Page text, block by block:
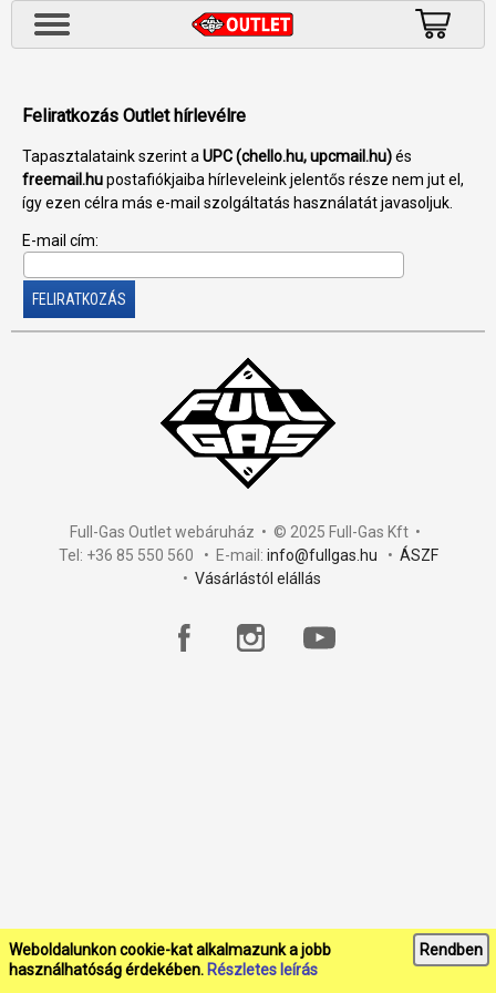
Weboldalunkon cookie-kat alkalmazunk a jobb
használhatóság érdekében. Részletes leírás
Rendben
Feliratkozás Outlet hírlevélre
Tapasztalataink szerint a UPC (chello.hu, upcmail.hu)és
freemail.hupostafiókjaiba hírleveleink jelentős része nem jut el,
így ezen célra más e-mail szolgáltatás használatát javasoljuk.
E-mail cím:
Full-Gas Outlet webáruház • © 2025 Full-Gas Kft •
Tel: +36 85 550 560 • E-mail: info@fullgas.hu • ÁSZF
• Vásárlástól elállás